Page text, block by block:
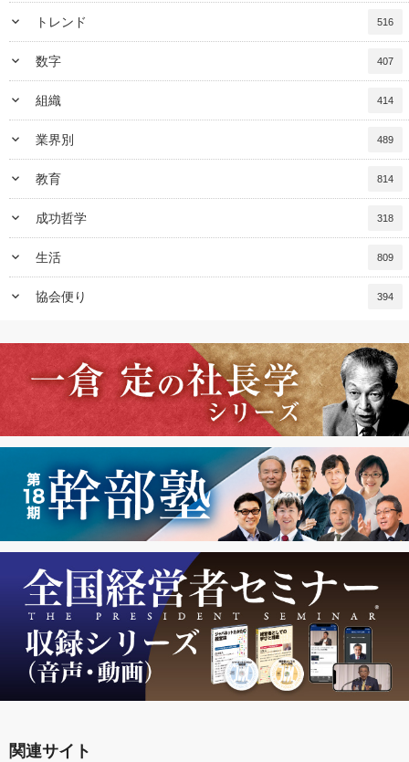
keyboard_arrow_down トレンド 516
keyboard_arrow_down 数字 407
keyboard_arrow_down 組織 414
keyboard_arrow_down 業界別 489
keyboard_arrow_down 教育 814
keyboard_arrow_down 成功哲学 318
keyboard_arrow_down 生活 809
keyboard_arrow_down 協会便り 394
関連サイト